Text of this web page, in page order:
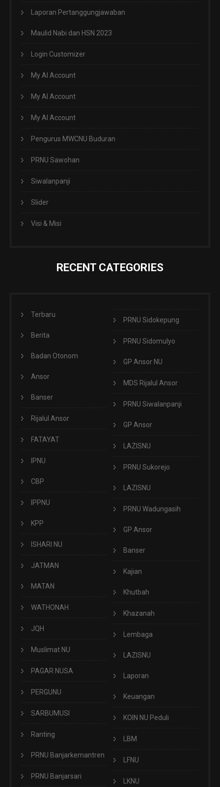
Laporan Pertanggungjawaban
Maulid Nabi dan HSN 2023
Login Customizer
My AI Account
My AI Account
My AI Account
Pengurus MWCNU Buduran
PRNU Sawohan
Siwalanpanji
Slider
Visi & Misi
RECENT CATEGORIES
Terbaru
Berita
Badan Otonom
Ansor
Banser
Rijalul Ansor
FATAYAT
IPNU
CBP
IPPNU
KPP
ISHARI NU
JATMAN
MATAN
WATHONAH
JQH
Muslimat NU
PAGAR NUSA
PERGUNU
SARBUMUSI
Ranting
PRNU Banjarkemantren
PRNU Banjarsari
PRNU Sidokepung
PRNU Sidomulyo
GP Ansor NU
MDS Rijalul Ansor
PRNU Siwalanpanji
GP Ansor
LAZISNU
PRNU Sukorejo
LAZISNU
PRNU Wadungasih
GP Ansor
Banser
Kajian
Khutbah
Khazanah
Lembaga
LAZISNU
Laporan
Keuangan
KOIN NU Peduli
LBM
LFNU
LKNU